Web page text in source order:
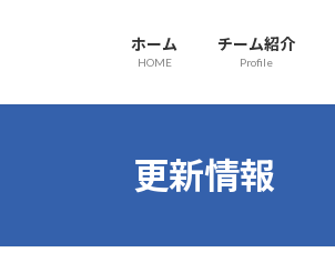
ホーム
HOME
チーム紹介
Profile
更新情報